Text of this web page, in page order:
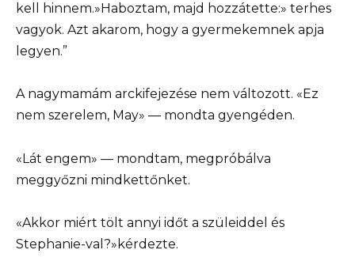
kell hinnem.»Haboztam, majd hozzátette:» terhes
vagyok. Azt akarom, hogy a gyermekemnek apja
legyen.”
A nagymamám arckifejezése nem változott. «Ez
nem szerelem, May» — mondta gyengéden.
«Lát engem» — mondtam, megpróbálva
meggyőzni mindkettőnket.
«Akkor miért tölt annyi időt a szüleiddel és
Stephanie-val?»kérdezte.